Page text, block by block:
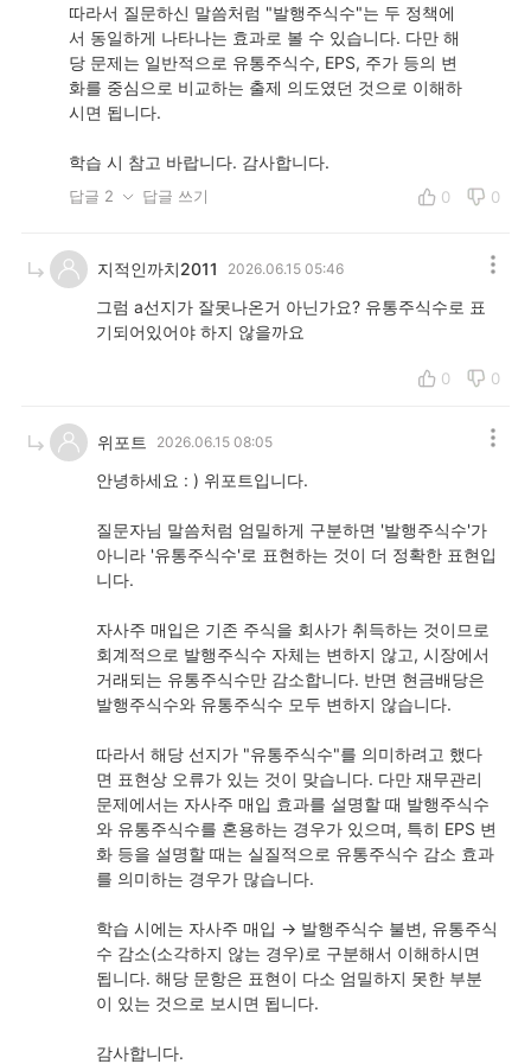
따라서 질문하신 말씀처럼 "발행주식수"는 두 정책에
서 동일하게 나타나는 효과로 볼 수 있습니다. 다만 해
당 문제는 일반적으로 유통주식수, EPS, 주가 등의 변
화를 중심으로 비교하는 출제 의도였던 것으로 이해하
시면 됩니다.
학습 시 참고 바랍니다. 감사합니다.
답글 2 답글 쓰기 0 0
지적인까치2011 2026.06.15 05:46
그럼 a선지가 잘못나온거 아닌가요? 유통주식수로 표
기되어있어야 하지 않을까요
0 0
위포트 2026.06.15 08:05
안녕하세요 : ) 위포트입니다.
질문자님 말씀처럼 엄밀하게 구분하면 '발행주식수'가
아니라 '유통주식수'로 표현하는 것이 더 정확한 표현입
니다.
자사주 매입은 기존 주식을 회사가 취득하는 것이므로
회계적으로 발행주식수 자체는 변하지 않고, 시장에서
거래되는 유통주식수만 감소합니다. 반면 현금배당은
발행주식수와 유통주식수 모두 변하지 않습니다.
따라서 해당 선지가 "유통주식수"를 의미하려고 했다
면 표현상 오류가 있는 것이 맞습니다. 다만 재무관리
문제에서는 자사주 매입 효과를 설명할 때 발행주식수
와 유통주식수를 혼용하는 경우가 있으며, 특히 EPS 변
화 등을 설명할 때는 실질적으로 유통주식수 감소 효과
를 의미하는 경우가 많습니다.
학습 시에는 자사주 매입 → 발행주식수 불변, 유통주식
수 감소(소각하지 않는 경우)로 구분해서 이해하시면
됩니다. 해당 문항은 표현이 다소 엄밀하지 못한 부분
이 있는 것으로 보시면 됩니다.
감사합니다.